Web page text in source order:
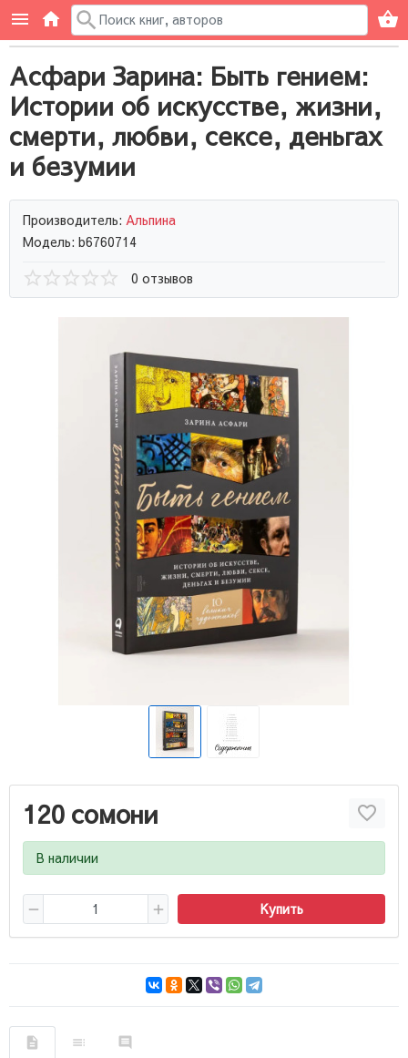
Асфари Зарина: Быть гением:
Истории об искусстве, жизни,
смерти, любви, сексе, деньгах
и безумии
Производитель: Альпина
Модель: b6760714
0 отзывов
120 сомони
В наличии
Купить